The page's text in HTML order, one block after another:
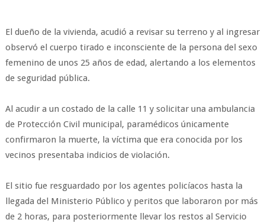
El dueño de la vivienda, acudió a revisar su terreno y al ingresar
observó el cuerpo tirado e inconsciente de la persona del sexo
femenino de unos 25 años de edad, alertando a los elementos
de seguridad pública.
Al acudir a un costado de la calle 11 y solicitar una ambulancia
de Protección Civil municipal, paramédicos únicamente
confirmaron la muerte, la víctima que era conocida por los
vecinos presentaba indicios de violación.
El sitio fue resguardado por los agentes policíacos hasta la
llegada del Ministerio Público y peritos que laboraron por más
de 2 horas, para posteriormente llevar los restos al Servicio